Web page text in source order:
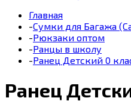
Главная
-Сумки для Багажа
-Рюкзаки оптом
-Ранцы в школу
-Ранец Детский 0
Ранец